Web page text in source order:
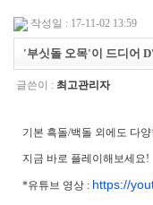
작성일 : 17-11-02 13:59
'부싯돌 오목'이 드디어
글쓴이 : 최고관리자
기본 흑돌/백돌 외에도 다
지금 바로 플레이해보세요!
*유튜브 영상 : https://